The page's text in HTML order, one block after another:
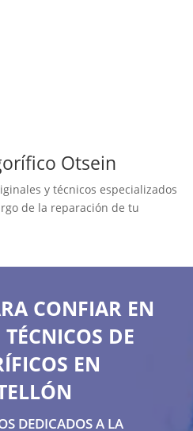
Otsein
y técnicos especializados
de la reparación de tu
CONFIAR EN
DE
EN
DEDICADOS A LA